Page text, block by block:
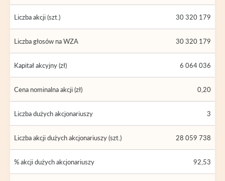
Liczba akcji (szt.) 30 320 179
Liczba głosów na WZA 30 320 179
Kapitał akcyjny (zł) 6 064 036
Cena nominalna akcji (zł) 0,20
Liczba dużych akcjonariuszy 3
Liczba akcji dużych akcjonariuszy (szt.) 28 059 738
% akcji dużych akcjonariuszy 92,53